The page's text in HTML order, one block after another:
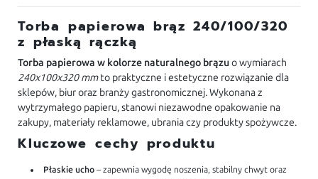
Torba papierowa brąz 240/100/320
z płaską rączką
Torba papierowa w kolorze naturalnego brązuo wymiarach
240x100x320 mmto praktyczne i estetyczne rozwiązanie dla
sklepów, biur oraz branży gastronomicznej. Wykonana z
wytrzymałego papieru, stanowi niezawodne opakowanie na
zakupy, materiały reklamowe, ubrania czy produkty spożywcze.
Kluczowe cechy produktu
Płaskie ucho – zapewnia wygodę noszenia, stabilny chwyt oraz